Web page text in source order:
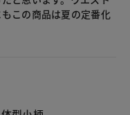
この商品は夏の定番化